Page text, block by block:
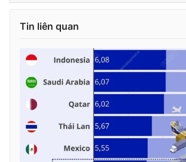
Cơ quan báo chí:Thời báo VTV
Giấy phép hoạt động báo in và báo điện tử
cấp ngày 29/12/2023
Tổng Biên tập: Vũ Thanh Thủy
Phó Tổng Biên tập:Nguyễn Thị Mỹ Hạnh,
Nguyễn Trọng Ninh
Tổng đài VTV:024.38 355 931 - 024.38
Tin liên quan